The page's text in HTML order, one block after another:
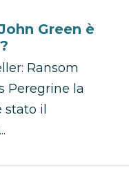
Green è
Ransom
Peregrine la
stato il